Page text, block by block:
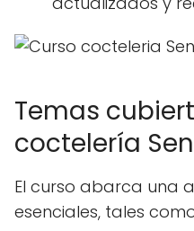
Temas
coctelería
El curso abarca una
esenciales, tales